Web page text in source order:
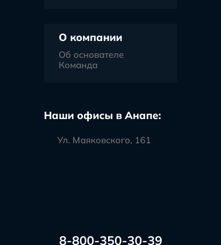
О компании
Об основателе
Команда
Наши офисы в Анапе:
Ул. Маяковского, 161
8-800-350-30-39